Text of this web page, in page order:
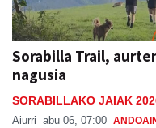
Sorabilla Trail,
nagusia
SORABILLAKO JAIAK
Aiurri abu 06, 07:00